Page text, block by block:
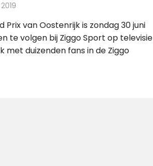
Prix van Oostenrijk is zondag 30 juni
te volgen bij Ziggo Sport op televisie
met duizenden fans in de Ziggo